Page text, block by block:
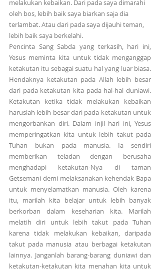
melakukan kebaikan. Dari pada saya dimarahi
oleh bos, lebih baik saya biarkan saja dia
terlambat. Atau dari pada saya dijauhi teman,
lebih baik saya berkelahi.
Pencinta Sang Sabda yang terkasih, hari ini,
Yesus meminta kita untuk tidak menganggap
ketakutan itu sebagai suatu hal yang luar biasa.
Hendaknya ketakutan pada Allah lebih besar
dari pada ketakutan kita pada hal-hal duniawi.
Ketakutan ketika tidak melakukan kebaikan
haruslah lebih besar dari pada ketakutan untuk
mengorbankan diri. Dalam injil hari ini, Yesus
memperingatkan kita untuk lebih takut pada
Tuhan bukan pada manusia. Ia sendiri
memberikan teladan dengan berusaha
menghadapi ketakutan-Nya di taman
Getsemani demi melaksanakan kehendak Bapa
untuk menyelamatkan manusia. Oleh karena
itu, marilah kita belajar untuk lebih banyak
berkorban dalam keseharian kita. Marilah
melatih diri untuk lebih takut pada Tuhan
karena tidak melakukan kebaikan, daripada
takut pada manusia atau berbagai ketakutan
lainnya. Janganlah barang-barang duniawi dan
ketakutan-ketakutan kita menahan kita untuk